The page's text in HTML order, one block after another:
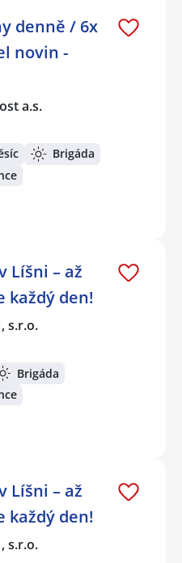
denně / 6x
novin -
a.s.
Brigáda
Líšni – až
každý den!
s.r.o.
Brigáda
Líšni – až
každý den!
s.r.o.